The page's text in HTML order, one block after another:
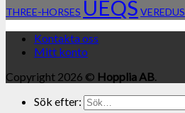
THREE-HORSES UEQS VEREDUS
Kontakta oss
Mitt konto
Copyright 2026 © Hopplia AB.
Sök efter: